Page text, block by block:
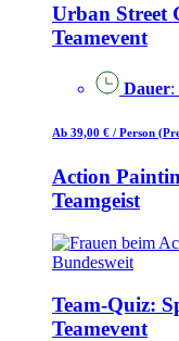
Urban Street
Teamevent
Dauer:
Ab 39,00 € / Person
Action
Teamgeist
Bundesweit
Team-Quiz:
Teamevent